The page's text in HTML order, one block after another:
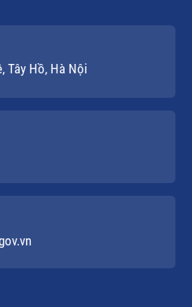
Tây Hồ, Hà Nội